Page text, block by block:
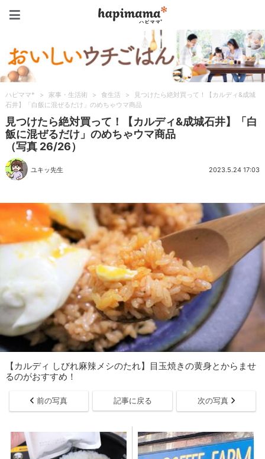
ハピママ* > 家事・生活術 > 食生活 >
見つけたら絶対買って！【カルディ&成城
石井】「白飯に混ぜるだけ」のめちゃウマ商品
見つけたら絶対買って！【カルディ&成城石井】「白
飯に混ぜるだけ」のめちゃウマ商品
（写真 26/26）
ユキッ先生 2023.5.24 17:03
【カルディ しびれ麻辣メシのたれ】目玉焼きの黄身とからませ
るのがおすすめ！
前の写真 記事に戻る 次の写真